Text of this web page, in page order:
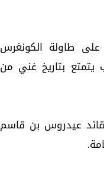
على طاولة الكونغرس
يتمتع بتاريخ غني من
عيدروس بن قاسم